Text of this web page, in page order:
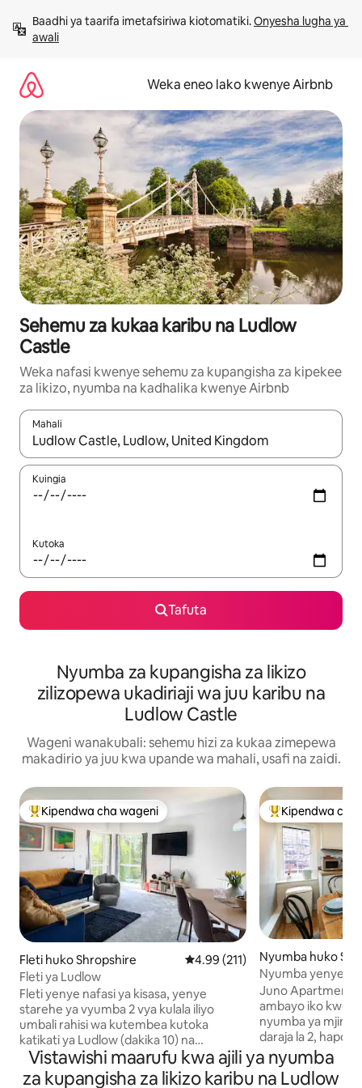
kwenda
kwenye
Baadhi ya taarifa imetafsiriwa kiotomatiki. Onyesha lugha ya
awali
Weka eneo lako kwenye Airbnb
Sehemu za kukaa karibu na Ludlow
Castle
Weka nafasi kwenye sehemu za kupangisha za kipekee
za likizo, nyumba na kadhalika kwenye Airbnb
Mahali
Wakati matokeo yanapatikana, vinjari kwa kutumia vitufe vya
Kuingia
Kutoka
Tafuta
Nyumba za kupangisha za likizo
zilizopewa ukadiriaji wa juu karibu na
Ludlow Castle
Wageni wanakubali: sehemu hizi za kukaa zimepewa
makadirio ya juu kwa upande wa mahali, usafi na zaidi.
Kipendwa maarufu cha wageni
Kipendwa cha wageni
Fleti huko Shropshire Ukadiriaji wa wastani wa 4.99
4.99 (211)
Fleti ya Ludlow
Fleti yenye nafasi ya kisasa, yenye
starehe ya vyumba 2 vya kulala iliyo
umbali rahisi wa kutembea kutoka
katikati ya Ludlow (dakika 10) na
maegesho salama katika eneo tulivu.
Inafaa kwa wanandoa 2/familia ya watu 4
Kipendwa
Kipendwa cha
Nyumba huko
Nyumba yenye
huko Ludlow,
katikati ya mji
Juno Apartment,
ambayo iko
nyumba ya mjini
daraja la 2, hapo
wageni ya magari
na 19. Juno Apartment, ambayo ni
umbali mfupi
Vistawishi maarufu kwa ajili ya nyumba
za kupangisha za likizo karibu na Ludlow